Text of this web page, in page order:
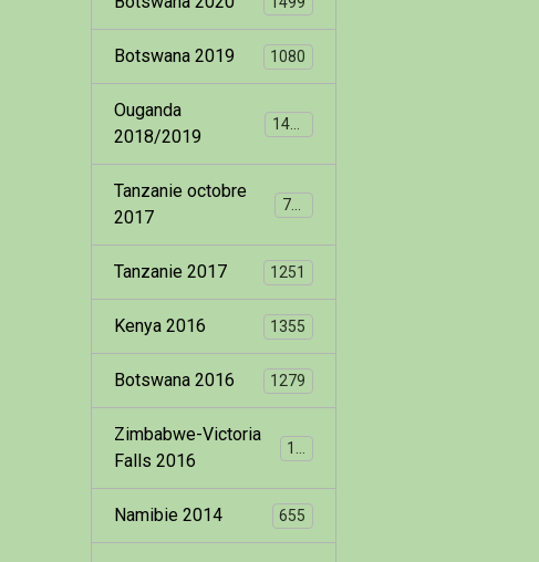
Botswana 2019 1080
Ouganda
2018/2019
Tanzanie octobre
2017
799
Tanzanie 2017 1251
Kenya 2016 1355
Botswana 2016 1279
Zimbabwe-Victoria
Falls 2016
Namibie 2014 655